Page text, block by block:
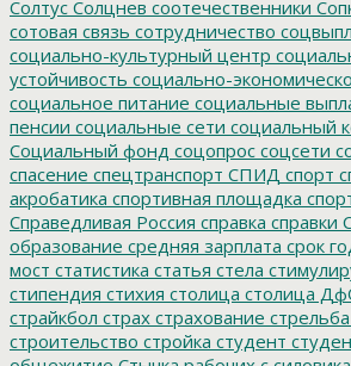
Солтус Солцнев соотечественники
сотовая связь сотрудничество
социально-культурный центр
устойчивость социально-
социальное питание социальные
пенсии социальные сети социальный
Социальный фонд соцопрос соцсети
спасение спецтранспорт СПИД спорт
акробатика спортивная площадка
Справедливая Россия справка справки
образование средняя зарплата срок
мост статистика статья стела
стипендия стихия столица столица
страйкбол страх страхование стрельба
строительство стройка студент